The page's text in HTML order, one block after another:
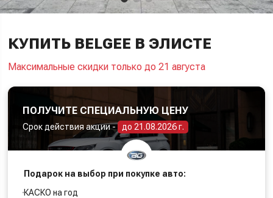
КУПИТЬ BELGEE В ЭЛИСТЕ
Максимальные скидки только до 21 августа
ПОЛУЧИТЕ СПЕЦИАЛЬНУЮ ЦЕНУ
Срок действия акции - до 21.08.2026 г.
Подарок на выбор при покупке авто:
КАСКО на год